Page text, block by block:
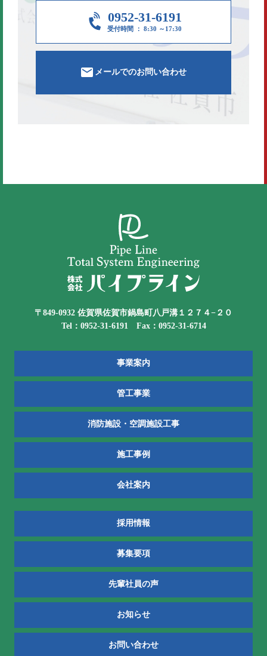
0952-31-6191
受付時間 ： 8:30 ～17:30
メールでのお問い合わせ
〒849-0932 佐賀県佐賀市鍋島町八戸溝１２７４−２０
Tel：0952-31-6191 Fax：0952-31-6714
事業案内
管工事業
消防施設・空調施設工事
施工事例
会社案内
採用情報
募集要項
先輩社員の声
お知らせ
お問い合わせ